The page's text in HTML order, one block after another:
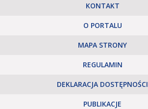
KONTAKT
O PORTALU
MAPA STRONY
REGULAMIN
DEKLARACJA DOSTĘPNOŚCI
PUBLIKACJE